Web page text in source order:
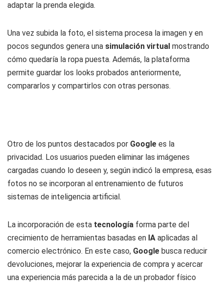
adaptar la prenda elegida.
Una vez subida la foto, el sistema procesa la imagen y en
pocos segundos genera una simulación virtual mostrando
cómo quedaría la ropa puesta. Además, la plataforma
permite guardar los looks probados anteriormente,
compararlos y compartirlos con otras personas.
Otro de los puntos destacados por Google es la
privacidad. Los usuarios pueden eliminar las imágenes
cargadas cuando lo deseen y, según indicó la empresa, esas
fotos no se incorporan al entrenamiento de futuros
sistemas de inteligencia artificial.
La incorporación de esta tecnología forma parte del
crecimiento de herramientas basadas en IA aplicadas al
comercio electrónico. En este caso, Google busca reducir
devoluciones, mejorar la experiencia de compra y acercar
una experiencia más parecida a la de un probador físico